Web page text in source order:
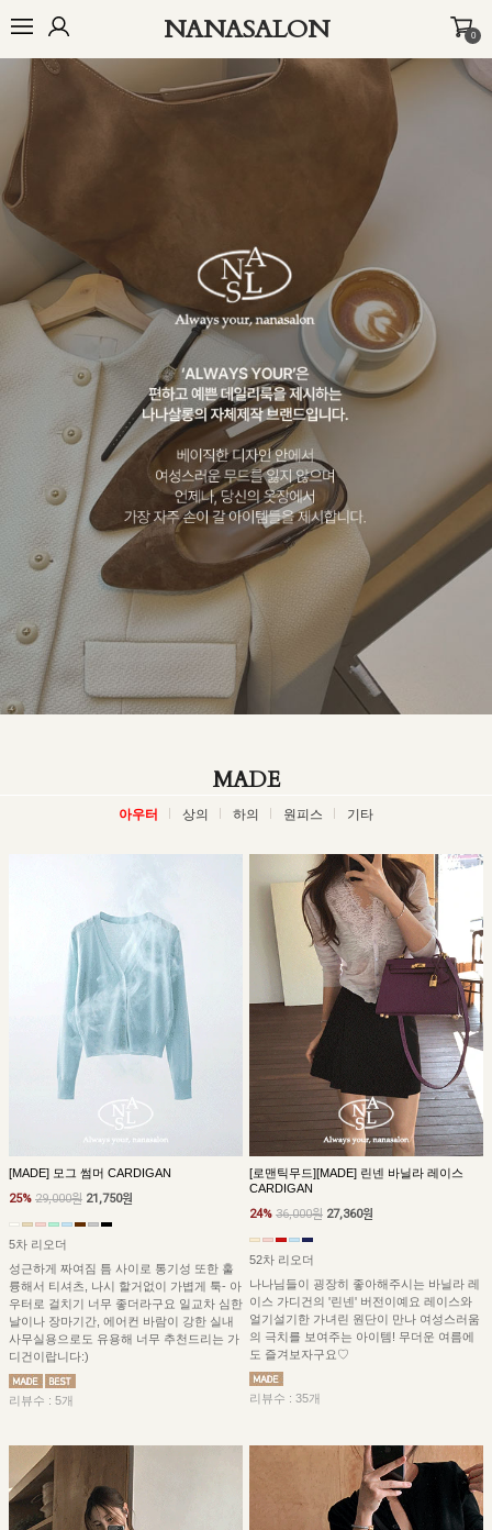
NANASALON 0
오늘출발🚚 OUTER BOTTOM
MADE
아우터 상의 하의 원피스 기타
[MADE] 모그 썸머 CARDIGAN
25% 29,000원 21,750원
5차 리오더
성근하게 짜여짐 틈 사이로 통기성 또한 훌
륭해서 티셔츠, 나시 할거없이 가볍게 툭- 아
우터로 걸치기 너무 좋더라구요 일교차 심한
날이나 장마기간, 에어컨 바람이 강한 실내
사무실용으로도 유용해 너무 추천드리는 가
디건이랍니다:)
리뷰수 : 5개
[로맨틱무드][MADE] 린넨 바닐라 레이스
CARDIGAN
24% 36,000원 27,360원
52차 리오더
나나님들이 굉장히 좋아해주시는 바닐라 레
이스 가디건의 '린넨' 버전이예요 레이스와
얼기설기한 가녀린 원단이 만나 여성스러움
의 극치를 보여주는 아이템! 무더운 여름에
도 즐겨보자구요♡
리뷰수 : 35개